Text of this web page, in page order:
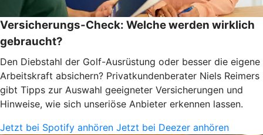
Versicherungs-Check: Welche werden wirklich
gebraucht?
Den Diebstahl der Golf-Ausrüstung oder besser die eigene
Arbeitskraft absichern? Privatkundenberater Niels Reimers
gibt Tipps zur Auswahl geeigneter Versicherungen und
Hinweise, wie sich unseriöse Anbieter erkennen lassen.
Jetzt bei Spotify anhören Jetzt bei Deezer anhören